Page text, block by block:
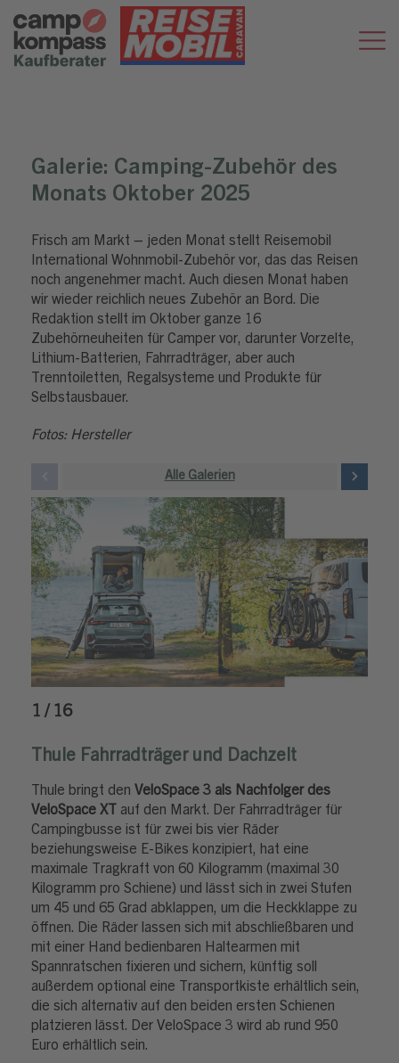
Galerie: Camping-Zubehör des
Monats Oktober 2025
Frisch am Markt – jeden Monat stellt Reisemobil
International Wohnmobil-Zubehör vor, das das Reisen
noch angenehmer macht. Auch diesen Monat haben
wir wieder reichlich neues Zubehör an Bord. Die
Redaktion stellt im Oktober ganze 16
Zubehörneuheiten für Camper vor, darunter Vorzelte,
Lithium-Batterien, Fahrradträger, aber auch
Trenntoiletten, Regalsysteme und Produkte für
Selbstausbauer.
Fotos: Hersteller
Alle Galerien
1 / 16
Thule Fahrradträger und Dachzelt
Thule bringt den VeloSpace 3 als Nachfolger des
VeloSpace XT
auf den Markt. Der Fahrradträger für
Campingbusse ist für zwei bis vier Räder
beziehungsweise E-Bikes konzipiert, hat eine
maximale Tragkraft von 60 Kilogramm (maximal 30
Kilogramm pro Schiene) und lässt sich in zwei Stufen
um 45 und 65 Grad abklappen, um die Heckklappe zu
öffnen. Die Räder lassen sich mit abschließbaren und
mit einer Hand bedienbaren Haltearmen mit
Spannratschen fixieren und sichern, künftig soll
außerdem optional eine Transportkiste erhältlich sein,
die sich alternativ auf den beiden ersten Schienen
platzieren lässt. Der VeloSpace 3 wird ab rund 950
Euro erhältlich sein.